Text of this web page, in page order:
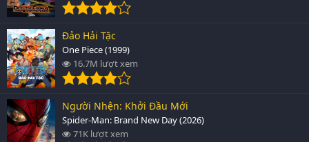
Đảo Hải Tặc
One Piece (1999)
16.7M lượt xem
Người Nhện: Khởi Đầu Mới
Spider-Man: Brand New Day (2026)
71K lượt xem